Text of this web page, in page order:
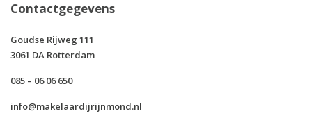
Contactgegevens
Goudse Rijweg 111
3061 DA Rotterdam
085 – 06 06 650
info@makelaardijrijnmond.nl